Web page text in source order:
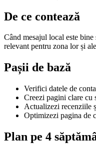
De ce contează
Când mesajul local este
relevant pentru zona lor și
Pașii de bază
Verifici datele de
Creezi pagini clare cu
Actualizezi recenziile
Optimizezi pagina de
Plan pe 4